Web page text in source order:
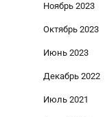
Ноябрь 2023
Октябрь 2023
Июнь 2023
Декабрь 2022
Июль 2021